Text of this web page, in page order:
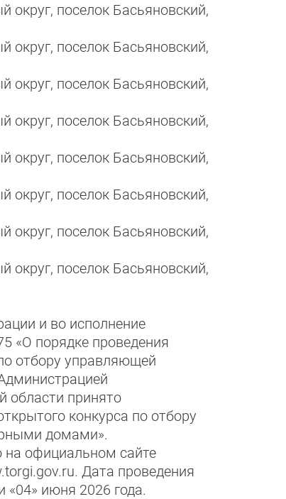
округ, поселок Басьяновский,
округ, поселок Басьяновский,
округ, поселок Басьяновский,
округ, поселок Басьяновский,
округ, поселок Басьяновский,
округ, поселок Басьяновский,
округ, поселок Басьяновский,
округ, поселок Басьяновский,
и во исполнение
«О порядке проведения
отбору управляющей
области принято
конкурса по отбору
домами».
на официальном сайте
Дата проведения
«04» июня 2026 года.